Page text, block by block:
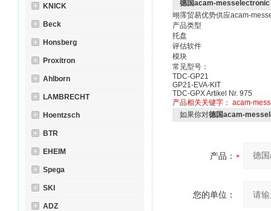
KNICK
Beck
Honsberg
Proxitron
Ahlborn
LAMBRECHT
Hoentzsch
BTR
EHEIM
Spega
SKI
ADZ
德国acam-messelectronic
翊霈贸易优势供应acam-
产品类型
托盘
评估软件
模块
常见型号：
TDC-GP21
GP21-EVA-KIT
TDC-GPX Artikel Nr. 975
产品相关关键字： acam-
如果你对德国acam-
产品：
您的单位：